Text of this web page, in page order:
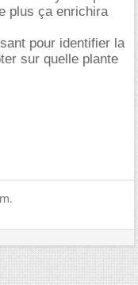
plus ça enrichira
pour identifier la
sur quelle plante